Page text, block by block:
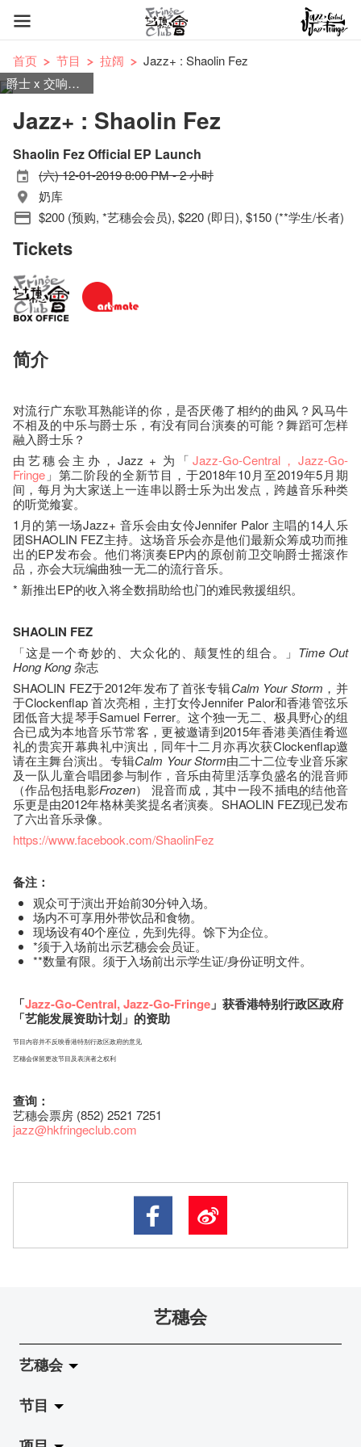
首页 节目 拉阔
Jazz+ : Shaolin Fez
爵士 x 交响摇滚
Jazz+ : Shaolin Fez
Shaolin Fez Official EP Launch
(六) 12-01-2019 8:00 PM - 2 小时
奶库
$200 (预购, *艺穗会会员), $220 (即日), $150 (**学生/长者)
Tickets
简介
对流行广东歌耳熟能详的你，是否厌倦了相约的曲风？风马牛
不相及的中乐与爵士乐，有没有同台演奏的可能？舞蹈可怎样
融入爵士乐？
由艺穗会主办，Jazz + 为「 Jazz-Go-Central，Jazz-Go-
Fringe 」第二阶段的全新节目，于2018年10月至2019年5月期
间，每月为大家送上一连串以爵士乐为出发点，跨越音乐种类
的听觉飨宴。
1月的第一场Jazz+ 音乐会由女伶Jennifer Palor 主唱的14人乐
团SHAOLIN FEZ主持。这场音乐会亦是他们最新众筹成功而推
出的EP发布会。他们将演奏EP内的原创前卫交响爵士摇滚作
品，亦会大玩编曲独一无二的流行音乐。
* 新推出EP的收入将全数捐助给也门的难民救援组织。
SHAOLIN FEZ
「这是一个奇妙的、大众化的、颠复性的组合。」 Time Out
Hong Kong杂志
SHAOLIN FEZ于2012年发布了首张专辑Calm Your Storm ，并
于Clockenflap 首次亮相，主打女伶Jennifer Palor和香港管弦乐
团低音大提琴手Samuel Ferrer。这个独一无二、极具野心的组
合已成为本地音乐节常客，更被邀请到2015年香港美酒佳肴巡
礼的贵宾开幕典礼中演出，同年十二月亦再次获Clockenflap邀
请在主舞台演出。专辑Calm Your Storm由二十二位专业音乐家
及一队儿童合唱团参与制作，音乐由荷里活享负盛名的混音师
（作品包括电影Frozen） 混音而成，其中一段不插电的结他音
乐更是由2012年格林美奖提名者演奏。SHAOLIN FEZ现已发布
了六出音乐录像。
https://www.facebook.com/ShaolinFez
备注：
观众可于演出开始前30分钟入场。
场内不可享用外带饮品和食物。
现场设有40个座位，先到先得。馀下为企位。
*须于入场前出示艺穗会会员证。
**数量有限。须于入场前出示学生证/身份证明文件。
「Jazz-Go-Central,Jazz-Go-Fringe」获香港特别行政区政府
「艺能发展资助计划」的资助
节目内容并不反映香港特别行政区政府的意见
艺穗会保留更改节目及表演者之权利
查询：
艺穗会票房 (852) 2521 7251
jazz@hkfringeclub.com
艺穗会
艺穗会
关于艺穗会
节目